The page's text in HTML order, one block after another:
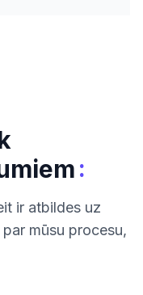
:
ir atbildes uz
mūsu procesu,